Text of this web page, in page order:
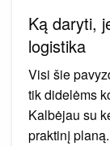
Ką daryti,
logistika
Visi šie
tik didelėms
Kalbėjau su
praktinį planą.